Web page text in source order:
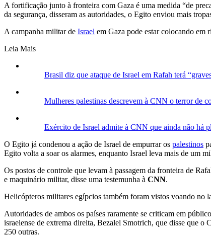
A fortificação junto à fronteira com Gaza é uma medida “de
da segurança, disseram as autoridades, o Egito enviou mais
A campanha militar de Israel em Gaza pode estar colocando em
Leia Mais
Brasil diz que ataque de Israel em Rafah terá
Mulheres palestinas descrevem à CNN o terror de
Exército de Israel admite à CNN que ainda não há
O Egito já condenou a ação de Israel de empurrar os palestinos
Egito volta a soar os alarmes, enquanto Israel leva mais de um
Os postos de controle que levam à passagem da fronteira de
e maquinário militar, disse uma testemunha à CNN.
Helicópteros militares egípcios também foram vistos voando no
Autoridades de ambos os países raramente se criticam em
israelense de extrema direita, Bezalel Smotrich, que disse que o
250 outras.